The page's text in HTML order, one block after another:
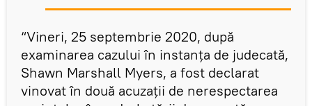
“Vineri, 25 septembrie 2020, după
examinarea cazului în instanța de judecată,
Shawn Marshall Myers, a fost declarat
vinovat în două acuzații de nerespectarea